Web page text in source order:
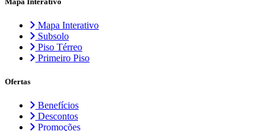
Mapa Interativo
Subsolo
Piso Térreo
Primeiro Piso
Ofertas
Benefícios
Descontos
Promoções